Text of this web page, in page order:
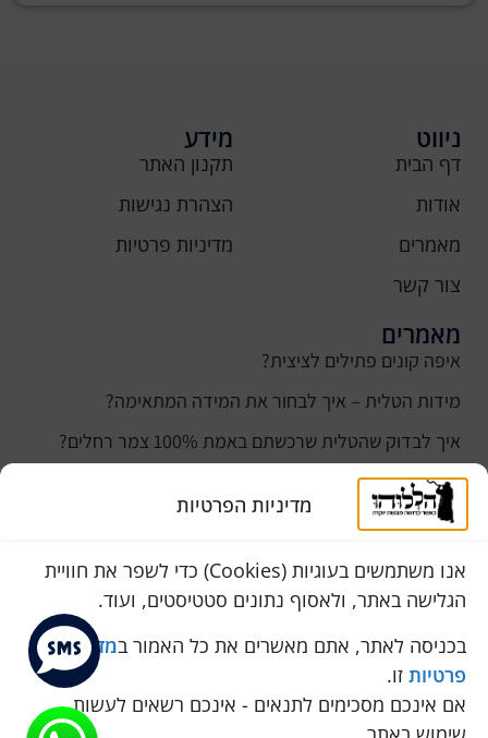
מדיניות הפרטיות
אנו משתמשים בעוגיות (Cookies) כדי לשפר את חוויית
הגלישה באתר, ולאסוף נתונים סטטיסטים, ועוד.
בכניסה לאתר, אתם מאשרים את כל האמור במדיניות
פרטיות זו.
אם אינכם מסכימים לתנאים - אינכם רשאים לעשות
ניווט
דף הבית
אודות
מאמרים
צור קשר
מידע
תקנון האתר
הצהרת נגישות
מדיניות פרטיות
מאמרים
איפה קונים פתילים לציצית?
מידות הטלית – איך לבחור את המידה המתאימה?
איך לבדוק שהטלית שרכשתם באמת 100% צמר רחלים?
למה נהוג לקנות טלית לחתן ביום חתונתו?
כמה עולה טלית לחתן
סוגי טליתות
שירות לקוחות
050-774-8845
הכחול 10 א.ת, כנות
pini.mixum@gmail.com